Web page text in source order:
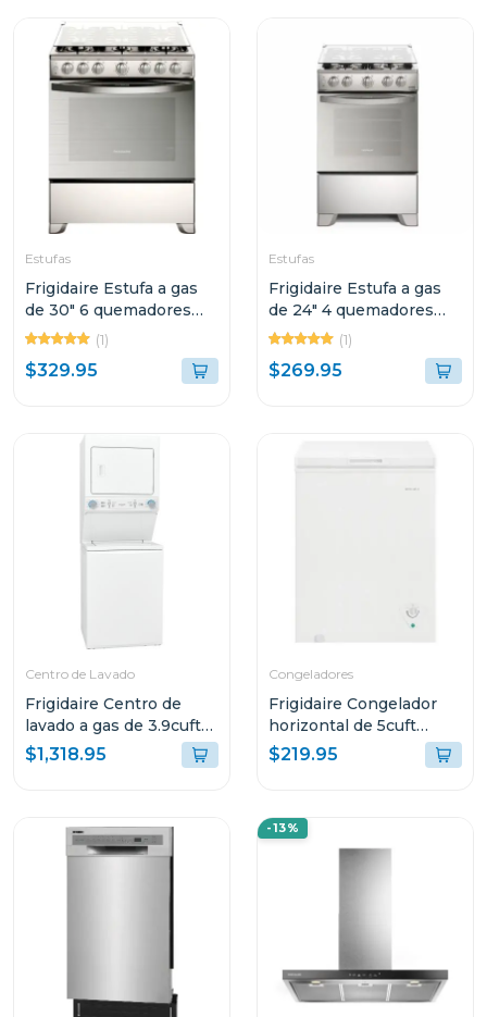
Estufas
Frigidaire Estufa a gas
de 30" 6 quemadores
vapor brake con tapa de
(1)
$329.95
Estufas
Frigidaire Estufa a gas
de 24" 4 quemadores
horno multifuncion
fkgn24c3
(1)
$269.95
Centro de Lavado
Frigidaire Centro de
lavado a gas de 3.9cuft
(lavadora) 5.6cuft
(secadora) flcg7522
$1,318.95
Congeladores
Frigidaire Congelador
horizontal de 5cuft
ffcs0522
$219.95
-13%